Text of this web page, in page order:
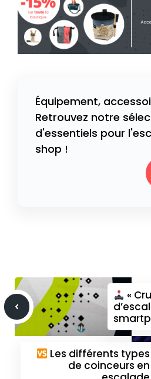
Équipement,
Retrouvez notre
d'essentiels pour
shop !
«
Les différents types
de coinceurs en